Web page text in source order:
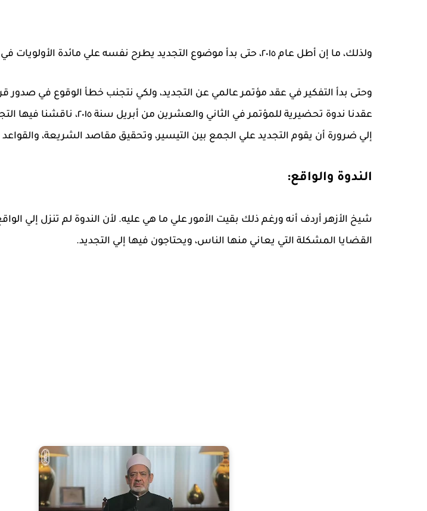
ولذلك، ما إن أطل عام ٢٠١٥، حتى بدأ موضوع التجديد يطرح نفسه علي مائدة الأولويات في نشاط الأزهر.
وحتى بدأ التفكير في عقد مؤتمر عالمي عن التجديد، ولكي نتجنب خطأ الوقوع في صدور
عقدنا ندوة تحضيرية للمؤتمر في الثاني
إلي ضرورة أن يقوم التجديد علي الجمع بين التيسير، وتحقيق مقاصد الشريعة، والقواعد
الندوة والواقع:
شيخ الأزهر أردف أنه ورغم ذلك بقيت الأمور علي ما هي عليه. لأن الندوة لم تنزل إلي
القضايا المشكلة التي يعاني منها الناس، ويحتاجون فيها إلي التجديد.